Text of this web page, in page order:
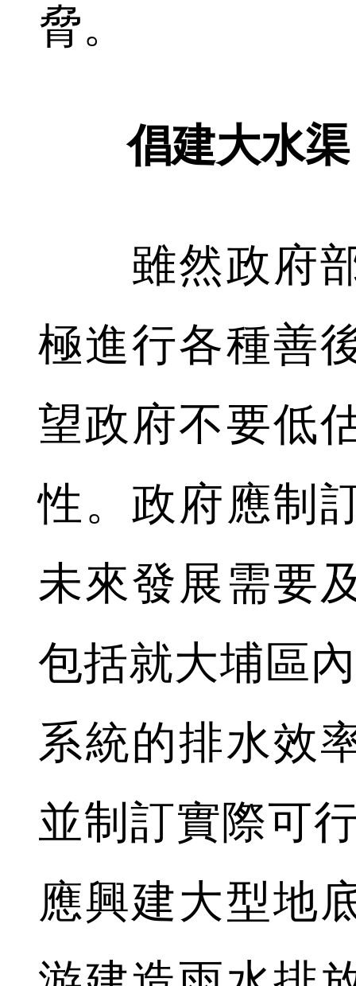
脅。
倡建大水渠
雖然政府部
極進行各種善
望政府不要低
性。政府應制
未來發展需要
包括就大埔區
系統的排水效
並制訂實際可
應興建大型地